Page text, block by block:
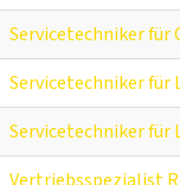
Servicetechniker für
Servicetechniker für
Servicetechniker für